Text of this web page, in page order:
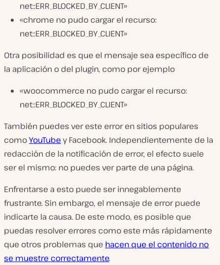
net::ERR_BLOCKED_BY_CLIENT»
«chrome no pudo cargar el recurso:
net::ERR_BLOCKED_BY_CLIENT»
Otra posibilidad es que el mensaje sea específico de
la aplicación o del plugin, como por ejemplo
«woocommerce no pudo cargar el recurso:
net::ERR_BLOCKED_BY_CLIENT»
También puedes ver este error en sitios populares
comoYouTube y Facebook. Independientemente de la
redacción de la notificación de error, el efecto suele
ser el mismo: no puedes ver parte de una página.
Enfrentarse a esto puede ser innegablemente
frustrante. Sin embargo, el mensaje de error puede
indicarte la causa. De este modo, es posible que
puedas resolver errores como este más rápidamente
que otros problemas que hacen que el contenido no
se muestre correctamente.